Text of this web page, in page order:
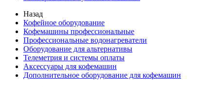
Назад
Кофейное оборудование
Кофемашины профессиональные
Профессиональные водонагреватели
Оборудование для альтернативы
Телеметрия и системы оплаты
Аксессуары для кофемашин
Дополнительное оборудование для кофемашин